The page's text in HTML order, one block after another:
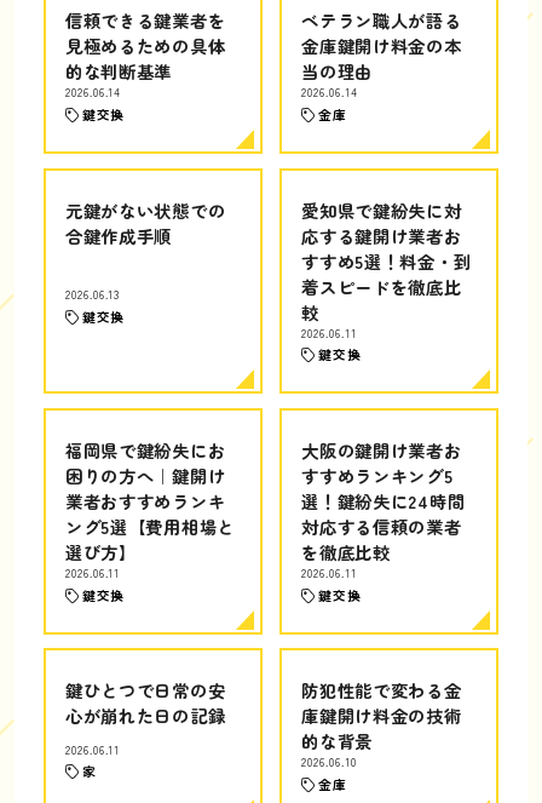
信頼できる鍵業者を
見極めるための具体
的な判断基準
2026.06.14
鍵交換
ベテラン職人が語る
金庫鍵開け料金の本
当の理由
2026.06.14
金庫
元鍵がない状態での
合鍵作成手順
2026.06.13
鍵交換
愛知県で鍵紛失に対
応する鍵開け業者お
すすめ5選！料金・到
着スピードを徹底比
較
2026.06.11
鍵交換
福岡県で鍵紛失にお
困りの方へ｜鍵開け
業者おすすめランキ
ング5選【費用相場と
選び方】
2026.06.11
鍵交換
大阪の鍵開け業者お
すすめランキング5
選！鍵紛失に24時間
対応する信頼の業者
を徹底比較
2026.06.11
鍵交換
鍵ひとつで日常の安
心が崩れた日の記録
2026.06.11
家
防犯性能で変わる金
庫鍵開け料金の技術
的な背景
2026.06.10
金庫